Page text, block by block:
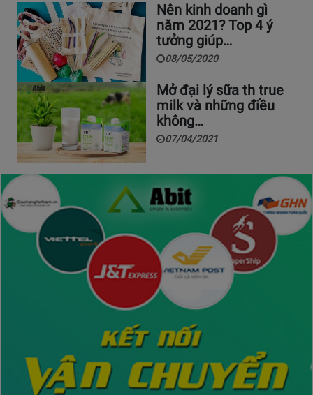
Nên kinh doanh gì
năm 2021? Top 4 ý
tưởng giúp…
08/05/2020
Mở đại lý sữa th true
milk và những điều
không…
07/04/2021